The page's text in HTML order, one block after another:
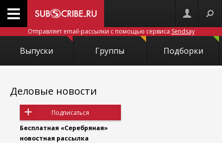
Отправляет email-рассылки с помощью сервиса Sendsay
Выпуски Группы Подборки
Деловые новости
Подписаться
Бесплатная «Серебряная»
новостная рассылка